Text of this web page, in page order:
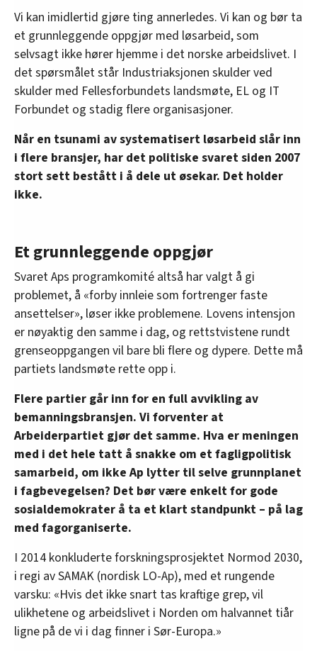
Vi kan imidlertid gjøre ting annerledes. Vi kan og bør ta
et grunnleggende oppgjør med løsarbeid, som
selvsagt ikke hører hjemme i det norske arbeidslivet. I
det spørsmålet står Industriaksjonen skulder ved
skulder med Fellesforbundets landsmøte, EL og IT
Forbundet og stadig flere organisasjoner.
Når en tsunami av systematisert løsarbeid slår inn
i flere bransjer, har det politiske svaret siden 2007
stort sett bestått i å dele ut øsekar. Det holder
ikke.
Et grunnleggende oppgjør
Svaret Aps programkomité altså har valgt å gi
problemet, å «forby innleie som fortrenger faste
ansettelser», løser ikke problemene. Lovens intensjon
er nøyaktig den samme i dag, og rettstvistene rundt
grenseoppgangen vil bare bli flere og dypere. Dette må
partiets landsmøte rette opp i.
Flere partier går inn for en full avvikling av
bemanningsbransjen. Vi forventer at
Arbeiderpartiet gjør det samme. Hva er meningen
med i det hele tatt å snakke om et fagligpolitisk
samarbeid, om ikke Ap lytter til selve grunnplanet
i fagbevegelsen? Det bør være enkelt for gode
sosialdemokrater å ta et klart standpunkt – på lag
med fagorganiserte.
I 2014 konkluderte forskningsprosjektet Normod 2030,
i regi av SAMAK (nordisk LO-Ap), med et rungende
varsku: «Hvis det ikke snart tas kraftige grep, vil
ulikhetene og arbeidslivet i Norden om halvannet tiår
ligne på de vi i dag finner i Sør-Europa.»